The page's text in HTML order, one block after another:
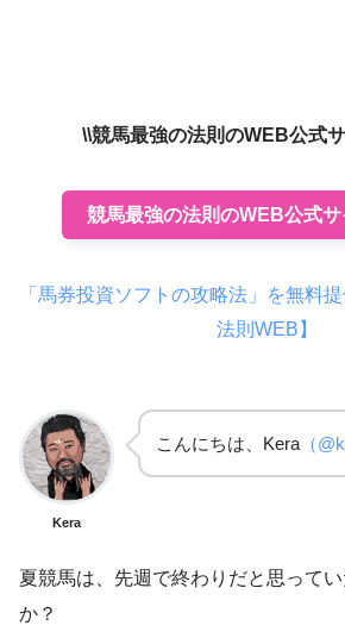
\\競馬最強の法則のWEB公式
競馬最強の法則のWEB公式
「馬券投資ソフトの攻略法」を無料
法則WEB】
Kera
こんにちは、Kera（
夏競馬は、先週で終わりだと思って
か？